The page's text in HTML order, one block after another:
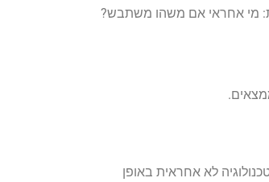
מי אחראי אם משהו משתבש?
לא אחראית באופן